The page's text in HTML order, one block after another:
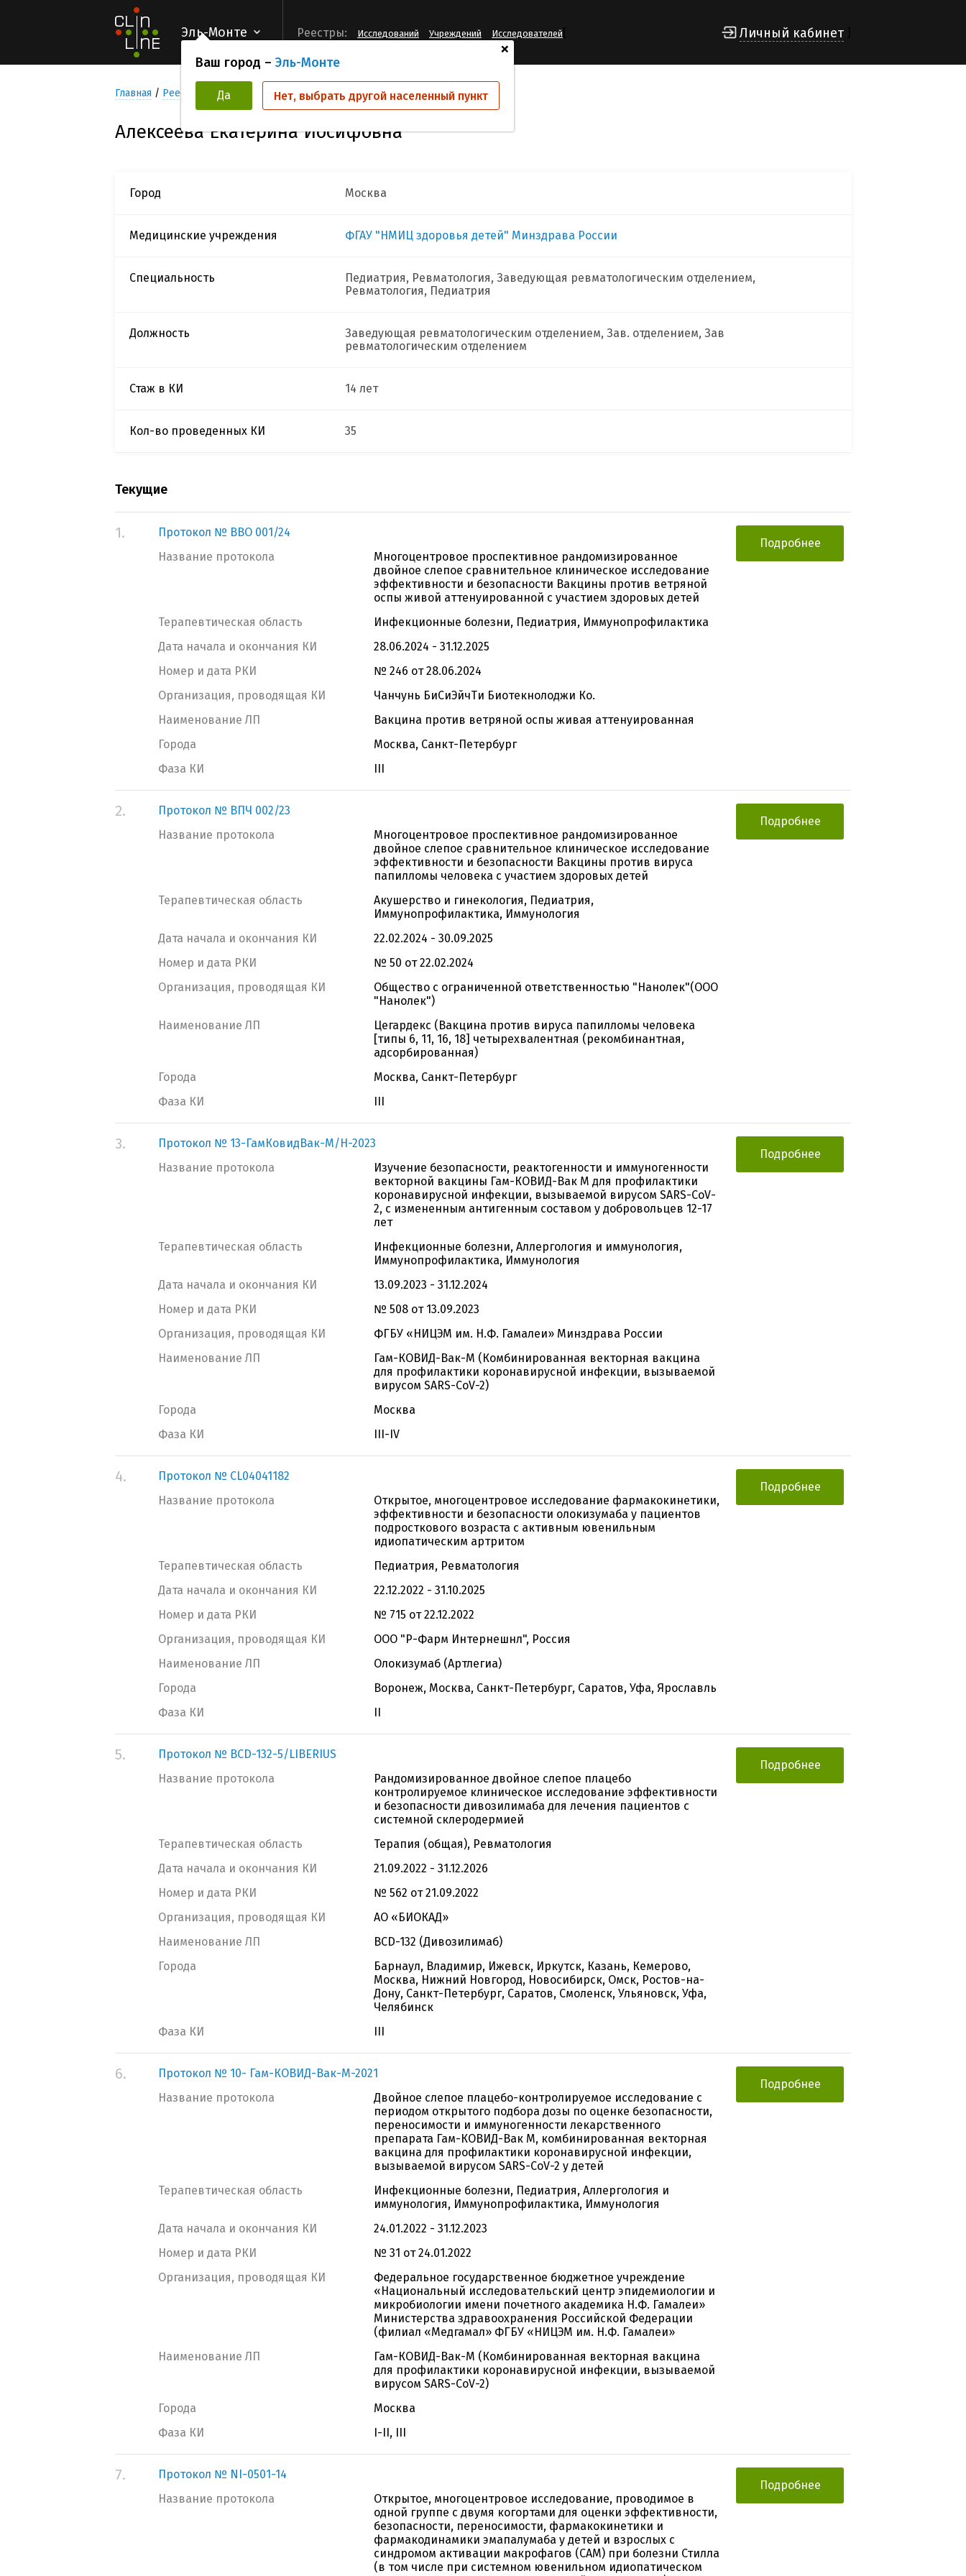
Эль-Монте
+
Ваш город – Эль-Монте
Да Нет, выбрать другой населенный пункт
Реестры: Исследований Учреждений Исследователей Личный кабинет
Главная Реестр Исследователей Алексеева Екатерина Иосифовна
Алексеева Екатерина Иосифовна
Город Москва
Медицинские учреждения ФГАУ "НМИЦ здоровья детей" Минздрава России
Специальность
Педиатрия, Ревматология, Заведующая ревматологическим отделением,
Ревматология, Педиатрия
Должность
Заведующая ревматологическим отделением, Зав. отделением, Зав
ревматологическим отделением
Стаж в КИ 14 лет
Кол-во проведенных КИ 35
Текущие
1.
Протокол № ВВО 001/24
Название протокола
Многоцентровое проспективное рандомизированное
двойное слепое сравнительное клиническое исследование
эффективности и безопасности Вакцины против ветряной
оспы живой аттенуированной с участием здоровых детей
Терапевтическая область
Инфекционные болезни, Педиатрия, Иммунопрофилактика
Дата начала и окончания КИ
28.06.2024 - 31.12.2025
Номер и дата РКИ
№ 246 от 28.06.2024
Организация, проводящая КИ
Чанчунь БиСиЭйчТи Биотекнолоджи Ко.
Наименование ЛП
Вакцина против ветряной оспы живая аттенуированная
Города
Москва, Санкт-Петербург
Фаза КИ
III
Подробнее
2.
Протокол № ВПЧ 002/23
Название протокола
Многоцентровое проспективное рандомизированное
двойное слепое сравнительное клиническое исследование
эффективности и безопасности Вакцины против вируса
папилломы человека с участием здоровых детей
Терапевтическая область
Акушерство и гинекология, Педиатрия,
Иммунопрофилактика, Иммунология
Дата начала и окончания КИ
22.02.2024 - 30.09.2025
Номер и дата РКИ
№ 50 от 22.02.2024
Организация, проводящая КИ
Общество с ограниченной ответственностью "Нанолек"(ООО
"Нанолек")
Наименование ЛП
Цегардекс (Вакцина против вируса папилломы человека
[типы 6, 11, 16, 18] четырехвалентная (рекомбинантная,
адсорбированная)
Города
Москва, Санкт-Петербург
Фаза КИ
III
Подробнее
3.
Протокол № 13-ГамКовидВак-М/Н-2023
Название протокола
Изучение безопасности, реактогенности и иммуногенности
векторной вакцины Гам-КОВИД-Вак М для профилактики
коронавирусной инфекции, вызываемой вирусом SARS-CoV-
2, с измененным антигенным составом у добровольцев 12-17
лет
Терапевтическая область
Инфекционные болезни, Аллергология и иммунология,
Иммунопрофилактика, Иммунология
Дата начала и окончания КИ
13.09.2023 - 31.12.2024
Номер и дата РКИ
№ 508 от 13.09.2023
Организация, проводящая КИ
ФГБУ «НИЦЭМ им. Н.Ф. Гамалеи» Минздрава России
Наименование ЛП
Гам-КОВИД-Вак-М (Комбинированная векторная вакцина
для профилактики коронавирусной инфекции, вызываемой
вирусом SARS-CoV-2)
Города
Москва
Фаза КИ
III-IV
Подробнее
4.
Протокол № CL04041182
Название протокола
Открытое, многоцентровое исследование фармакокинетики,
эффективности и безопасности олокизумаба у пациентов
подросткового возраста с активным ювенильным
идиопатическим артритом
Терапевтическая область
Педиатрия, Ревматология
Дата начала и окончания КИ
22.12.2022 - 31.10.2025
Номер и дата РКИ
№ 715 от 22.12.2022
Организация, проводящая КИ
ООО "Р-Фарм Интернешнл", Россия
Наименование ЛП
Олокизумаб (Артлегиа)
Города
Воронеж, Москва, Санкт-Петербург, Саратов, Уфа, Ярославль
Фаза КИ
II
Подробнее
5.
Протокол № BCD-132-5/LIBERIUS
Название протокола
Рандомизированное двойное слепое плацебо
контролируемое клиническое исследование эффективности
и безопасности дивозилимаба для лечения пациентов с
системной склеродермией
Терапевтическая область
Терапия (общая), Ревматология
Дата начала и окончания КИ
21.09.2022 - 31.12.2026
Номер и дата РКИ
№ 562 от 21.09.2022
Организация, проводящая КИ
АО «БИОКАД»
Наименование ЛП
BCD-132 (Дивозилимаб)
Города
Барнаул, Владимир, Ижевск, Иркутск, Казань, Кемерово,
Москва, Нижний Новгород, Новосибирск, Омск, Ростов-на-
Дону, Санкт-Петербург, Саратов, Смоленск, Ульяновск, Уфа,
Челябинск
Фаза КИ
III
Подробнее
6.
Протокол № 10- Гам-КОВИД-Вак-М-2021
Название протокола
Двойное слепое плацебо-контролируемое исследование с
периодом открытого подбора дозы по оценке безопасности,
переносимости и иммуногенности лекарственного
препарата Гам-КОВИД-Вак М, комбинированная векторная
вакцина для профилактики коронавирусной инфекции,
вызываемой вирусом SARS-CoV-2 у детей
Терапевтическая область
Инфекционные болезни, Педиатрия, Аллергология и
иммунология, Иммунопрофилактика, Иммунология
Дата начала и окончания КИ
24.01.2022 - 31.12.2023
Номер и дата РКИ
№ 31 от 24.01.2022
Организация, проводящая КИ
Федеральное государственное бюджетное учреждение
«Национальный исследовательский центр эпидемиологии и
микробиологии имени почетного академика Н.Ф. Гамалеи»
Министерства здравоохранения Российской Федерации
(филиал «Медгамал» ФГБУ «НИЦЭМ им. Н.Ф. Гамалеи»
Наименование ЛП
Гам-КОВИД-Вак-М (Комбинированная векторная вакцина
для профилактики коронавирусной инфекции, вызываемой
вирусом SARS-CoV-2)
Города
Москва
Фаза КИ
I-II, III
Подробнее
7.
Протокол № NI-0501-14
Название протокола
Открытое, многоцентровое исследование, проводимое в
одной группе с двумя когортами для оценки эффективности,
безопасности, переносимости, фармакокинетики и
фармакодинамики эмапалумаба у детей и взрослых с
синдромом активации макрофагов (САМ) при болезни Стилла
(в том числе при системном ювенильном идиопатическом
Подробнее